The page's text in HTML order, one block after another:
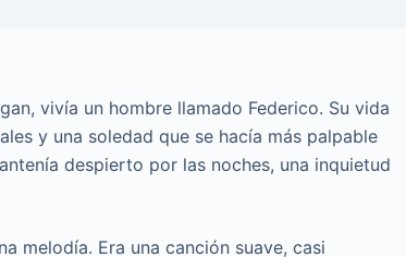
vivía un hombre llamado Federico. Su vida
y una soledad que se hacía más palpable
despierto por las noches, una inquietud
melodía. Era una canción suave, casi